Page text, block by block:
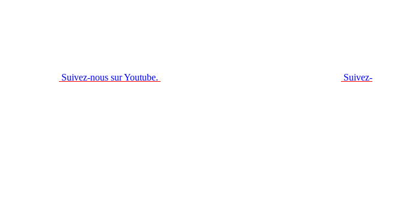
Suivez-nous sur Youtube. Suivez-